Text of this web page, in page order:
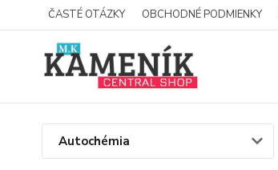
ČASTÉ OTÁZKY OBCHODNÉ PODMIENKY
Autochémia